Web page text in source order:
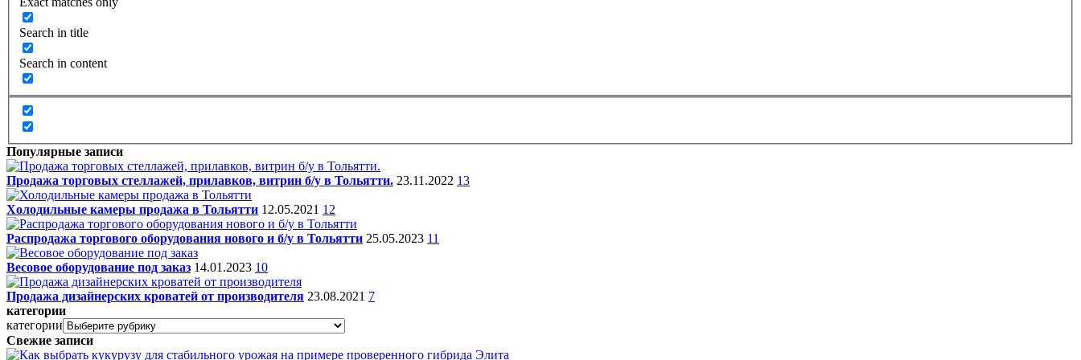
Search in title
Search in content
Популярные записи
Продажа торговых стеллажей, прилавков, витрин б/у в Тольятти. 23.11.2022 13
Холодильные камеры продажа в Тольятти 12.05.2021 12
Распродажа торгового оборудования нового и б/у в Тольятти 25.05.2023 11
Весовое оборудование под заказ 14.01.2023 10
Продажа дизайнерских кроватей от производителя 23.08.2021 7
категории
категории
Свежие записи